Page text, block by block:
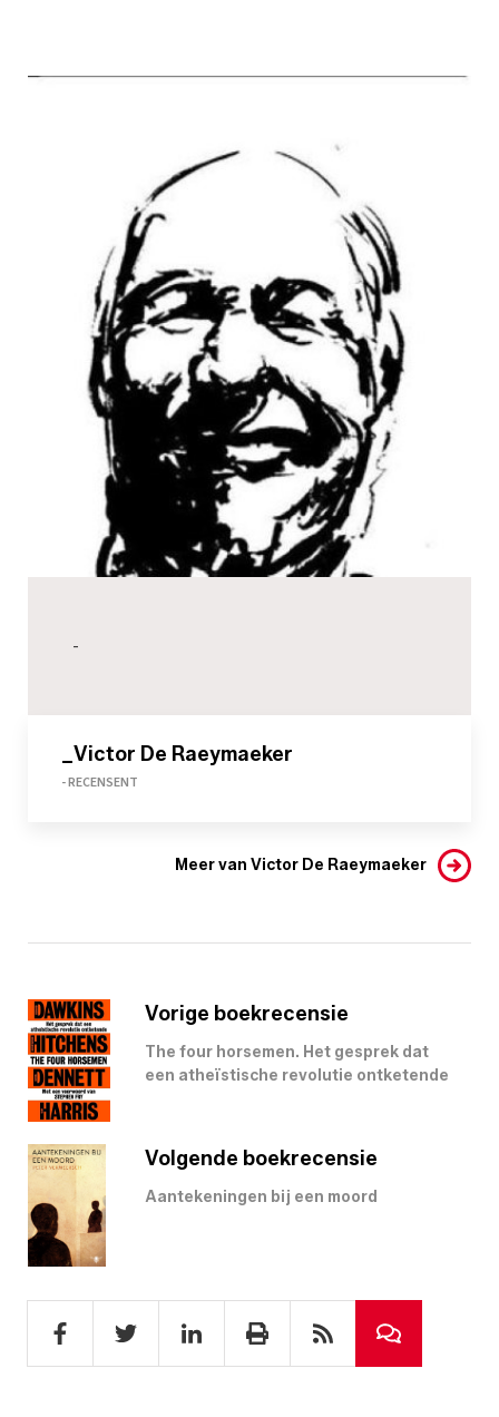
-
_Victor De Raeymaeker
- RECENSENT
Meer van Victor De Raeymaeker
Vorige boekrecensie
The four horsemen. Het gesprek dat
een atheïstische revolutie ontketende
Volgende boekrecensie
Aantekeningen bij een moord